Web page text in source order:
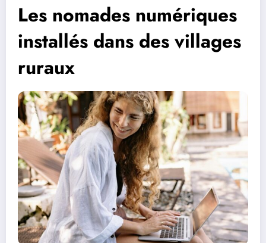
Les nomades numériques
installés dans des villages
ruraux